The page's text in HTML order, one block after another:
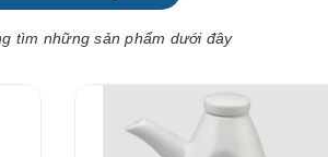
tìm những sản phẩm dưới đây